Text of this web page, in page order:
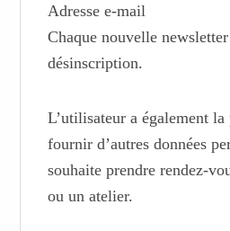
Adresse e-mail
Chaque nouvelle
désinscription.
L’utilisateur a également
fournir d’autres données
souhaite prendre rendez-
ou un atelier.